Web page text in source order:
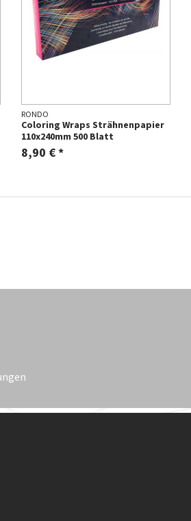
RONDO
Coloring Wraps Strähnenpapier
110x240mm 500 Blatt
8,90 € *